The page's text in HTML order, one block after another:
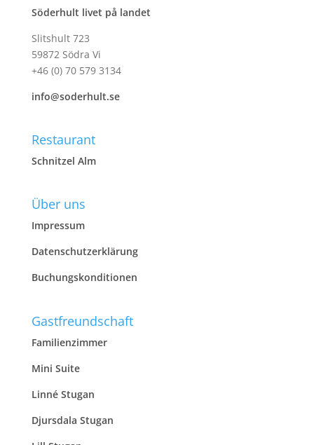
Söderhult livet på landet
Slitshult 723
59872 Södra Vi
+46 (0) 70 579 3134
info@soderhult.se
Restaurant
Schnitzel Alm
Über uns
Impressum
Datenschutzerklärung
Buchungskonditionen
Gastfreundschaft
Familienzimmer
Mini Suite
Linné Stugan
Djursdala Stugan